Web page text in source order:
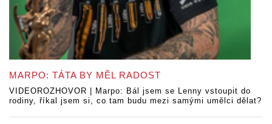
MARPO: TÁTA BY MĚL RADOST
VIDEOROZHOVOR | Marpo: Bál jsem se Lenny vstoupit do
rodiny, říkal jsem si, co tam budu mezi samými umělci dělat?